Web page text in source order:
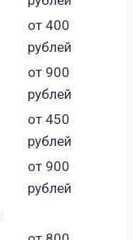
от 400
рублей
от 900
рублей
от 450
рублей
от 900
рублей